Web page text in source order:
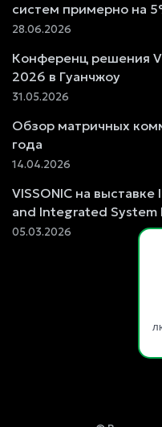
систем примерно на
28.06.2026
Конференц решения
2026 в Гуанчжоу
31.05.2026
Обзор матричных
года
14.04.2026
VISSONIC на
and Integrated
05.03.2026